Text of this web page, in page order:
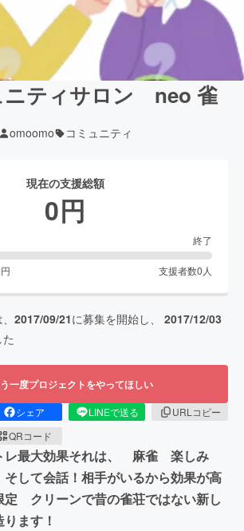
ニティサロン neo 雀
omoomo コミュニティ
現在の支援総額
0円
終了
円 支援者数0 人
2017/09/21に募集を開始し、 2017/12/03
一度プロジェクトをやってほしい
シェア LINEで送る
URLコピー
QRコード
最大効果それは、 麻雀 楽しみ
そして会話！相手がいるから効果が高
クリーンで昔の雀荘ではない新し
ます！